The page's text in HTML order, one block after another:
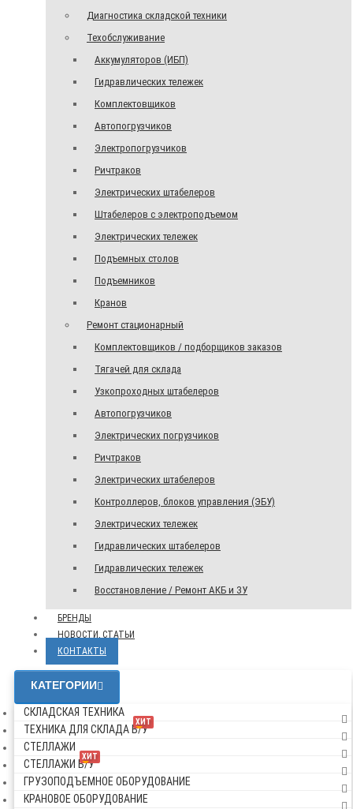
Диагностика складской техники
Техобслуживание
Аккумуляторов (ИБП)
Гидравлических тележек
Комплектовщиков
Автопогрузчиков
Электропогрузчиков
Ричтраков
Электрических штабелеров
Штабелеров с электроподъемом
Электрических тележек
Подъемных столов
Подъемников
Кранов
Ремонт стационарный
Комплектовщиков / подборщиков заказов
Тягачей для склада
Узкопроходных штабелеров
Автопогрузчиков
Электрических погрузчиков
Ричтраков
Электрических штабелеров
Контроллеров, блоков управления (ЭБУ)
Электрических тележек
Гидравлических штабелеров
Гидравлических тележек
Восстановление / Ремонт АКБ и ЗУ
БРЕНДЫ
НОВОСТИ, СТАТЬИ
КОНТАКТЫ
КАТЕГОРИИ
СКЛАДСКАЯ ТЕХНИКА
ХИТ
ТЕХНИКА ДЛЯ СКЛАДА Б/У
СТЕЛЛАЖИ
ХИТ
СТЕЛЛАЖИ Б/У
ГРУЗОПОДЪЕМНОЕ ОБОРУДОВАНИЕ
КРАНОВОЕ ОБОРУДОВАНИЕ